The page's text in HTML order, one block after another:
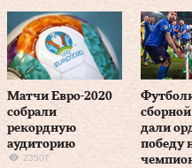
Матчи Евро-2020
собрали
рекордную
аудиторию
23507
дали
победу